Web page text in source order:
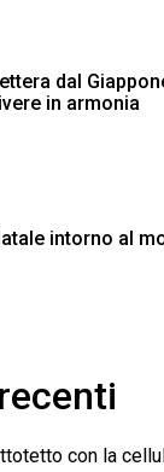
dal
in armonia
intorno al
con la